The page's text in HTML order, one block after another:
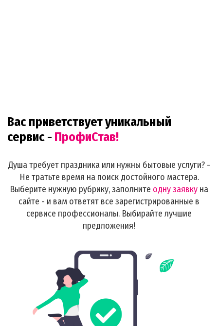
Вас приветствует уникальный
сервис - ПрофиСтав!
Душа требует праздника или нужны бытовые услуги? -
Не тратьте время на поиск достойного мастера.
Выберите нужную рубрику, заполните одну заявку на
сайте - и вам ответят все зарегистрированные в
сервисе профессионалы. Выбирайте лучшие
предложения!